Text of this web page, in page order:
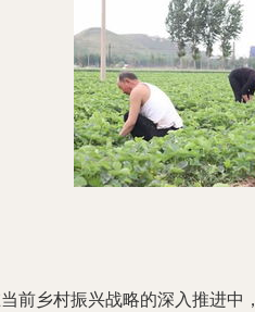
前乡村振兴战略的深入推进中